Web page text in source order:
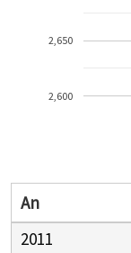
2,600
2,650
An
2011